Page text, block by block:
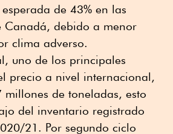
de 43% en las
Canadá, debido a menor
clima adverso.
uno de los principales
precio a nivel internacional,
millones de toneladas, esto
del inventario registrado
21. Por segundo ciclo